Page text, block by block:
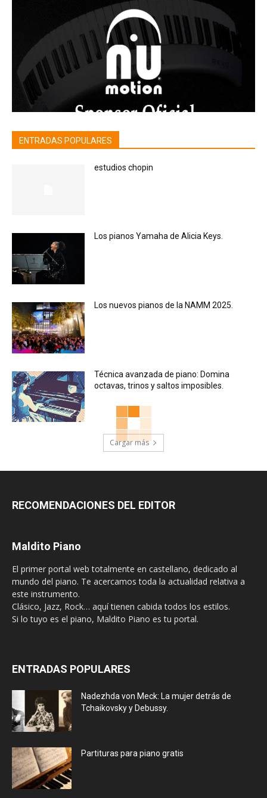
ENTRADAS POPULARES
estudios chopin
Los pianos Yamaha de Alicia Keys.
Los nuevos pianos de la NAMM 2025.
Técnica avanzada de piano: Domina
octavas, trinos y saltos imposibles.
Cargar más
RECOMENDACIONES DEL EDITOR
Maldito Piano
El primer portal web totalmente en castellano, dedicado al
mundo del piano. Te acercamos toda la actualidad relativa a
este instrumento.
Clásico, Jazz, Rock… aquí tienen cabida todos los estilos.
Si lo tuyo es el piano, Maldito Piano es tu portal.
ENTRADAS POPULARES
Nadezhda von Meck: La mujer detrás de
Tchaikovsky y Debussy.
Partituras para piano gratis